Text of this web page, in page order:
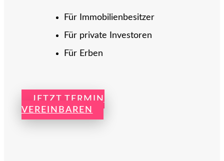
Für Immobilien­besitzer
Für private Investoren
Für Erben
JETZT TERMIN
VEREINBAREN